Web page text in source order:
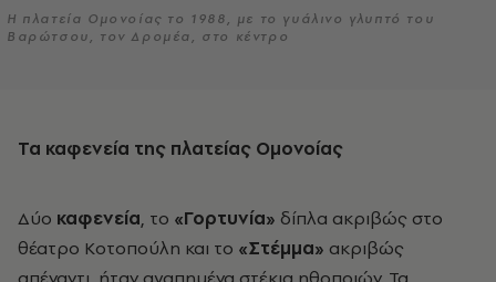
Η πλατεία Ομονοίας το 1988, με το γυάλινο γλυπτό του
Βαρώτσου, τον Δρομέα, στο κέντρο
Τα καφενεία της πλατείας Ομονοίας
Δύο καφενεία, το «Γορτυνία» δίπλα ακριβώς στο
θέατρο Κοτοπούλη και το «Στέμμα» ακριβώς